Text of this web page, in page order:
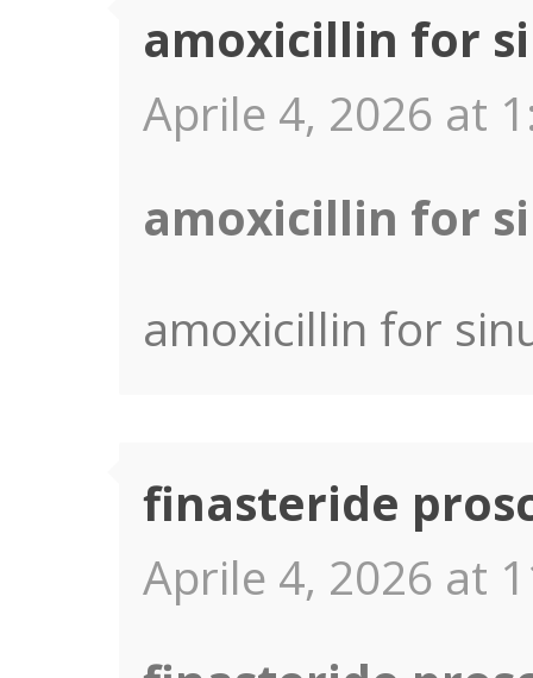
amoxicillin for
Aprile 4, 2026 at
amoxicillin for
amoxicillin for
finasteride
Aprile 4, 2026 at